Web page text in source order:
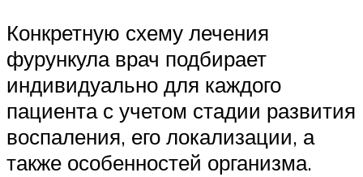
Конкретную схему лечения
фурункула врач подбирает
индивидуально для каждого
пациента с учетом стадии развития
воспаления, его локализации, а
также особенностей организма.